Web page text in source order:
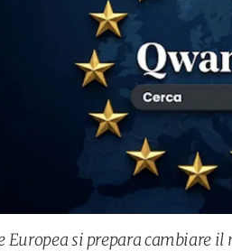
Europea si prepara cambiare